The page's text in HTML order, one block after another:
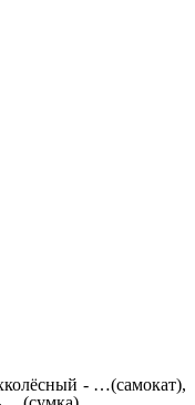
- …(самокат),